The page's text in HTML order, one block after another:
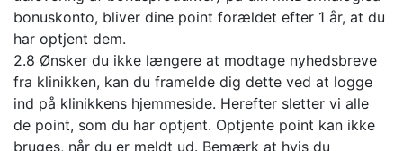
bonuskonto, bliver dine point forældet efter 1 år, at du
har optjent dem.
2.8 Ønsker du ikke længere at modtage nyhedsbreve
fra klinikken, kan du framelde dig dette ved at logge
ind på klinikkens hjemmeside. Herefter sletter vi alle
de point, som du har optjent. Optjente point kan ikke
bruges, når du er meldt ud. Bemærk at hvis du